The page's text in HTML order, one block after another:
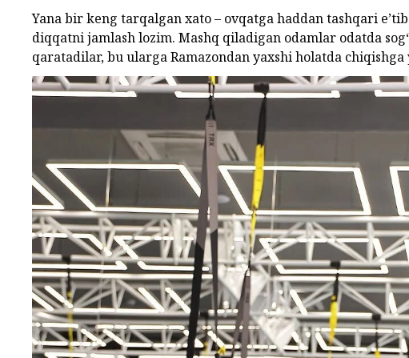
Yana bir keng tarqalgan xato – ovqatga haddan tashqari
diqqatni jamlash lozim. Mashq qiladigan odamlar odatda
qaratadilar, bu ularga Ramazondan yaxshi holatda